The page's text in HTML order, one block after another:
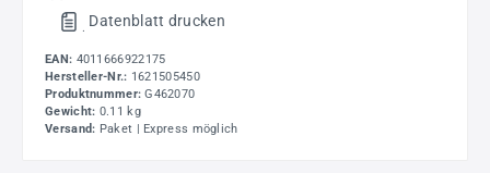
. Datenblatt drucken
EAN: 4011666922175
Hersteller-Nr.: 1621505450
Produktnummer: G462070
Gewicht: 0.11 kg
Versand: Paket | Express möglich